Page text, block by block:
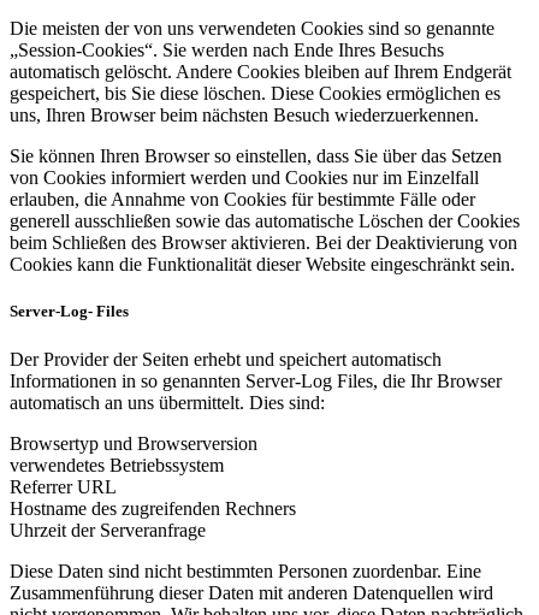
Die meisten der von uns verwendeten Cookies sind so genannte
„Session-Cookies“. Sie werden nach Ende Ihres Besuchs
automatisch gelöscht. Andere Cookies bleiben auf Ihrem Endgerät
gespeichert, bis Sie diese löschen. Diese Cookies ermöglichen es
uns, Ihren Browser beim nächsten Besuch wiederzuerkennen.
Sie können Ihren Browser so einstellen, dass Sie über das Setzen
von Cookies informiert werden und Cookies nur im Einzelfall
erlauben, die Annahme von Cookies für bestimmte Fälle oder
generell ausschließen sowie das automatische Löschen der Cookies
beim Schließen des Browser aktivieren. Bei der Deaktivierung von
Cookies kann die Funktionalität dieser Website eingeschränkt sein.
Server-Log- Files
Der Provider der Seiten erhebt und speichert automatisch
Informationen in so genannten Server-Log Files, die Ihr Browser
automatisch an uns übermittelt. Dies sind:
Browsertyp und Browserversion
verwendetes Betriebssystem
Referrer URL
Hostname des zugreifenden Rechners
Uhrzeit der Serveranfrage
Diese Daten sind nicht bestimmten Personen zuordenbar. Eine
Zusammenführung dieser Daten mit anderen Datenquellen wird